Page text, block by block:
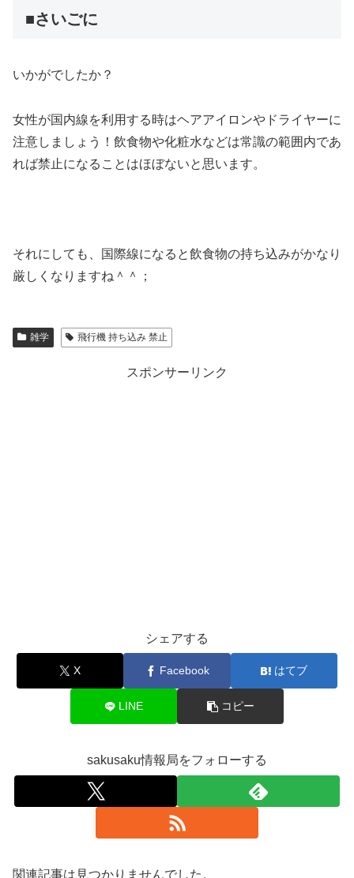
■さいごに
いかがでしたか？
女性が国内線を利用する時はヘアアイロンやドライヤーに
注意しましょう！飲食物や化粧水などは常識の範囲内であ
れば禁止になることはほぼないと思います。
それにしても、国際線になると飲食物の持ち込みがかなり
厳しくなりますね＾＾；
雑学 飛行機 持ち込み 禁止
スポンサーリンク
シェアする
X Facebook はてブ
LINE コピー
sakusaku情報局をフォローする
関連記事は見つかりませんでした。